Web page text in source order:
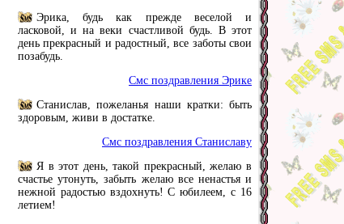
Эрика, будь как прежде веселой и
ласковой, и на веки счастливой будь. В этот
день прекрасный и радостный, все заботы свои
позабудь.
Смс поздравления Эрике
Станислав, пожеланья наши кратки: быть
здоровым, живи в достатке.
Смс поздравления Станиславу
Я в этот день, такой прекрасный, желаю в
счастье утонуть, забыть желаю все ненастья и
нежной радостью вздохнуть! С юбилеем, с 16
летием!